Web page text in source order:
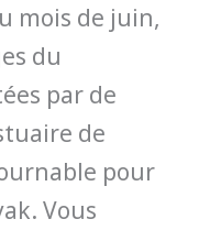
mois de juin,
du
par de
de
pour
Vous